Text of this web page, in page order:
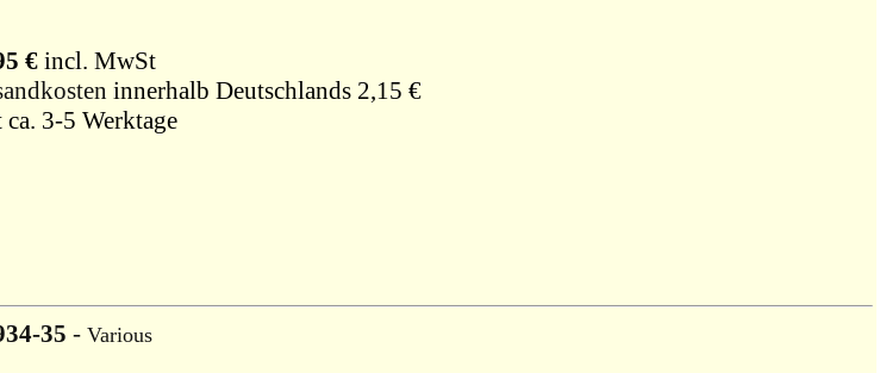
€ incl. MwSt
innerhalb Deutschlands 2,15 €
3-5 Werktage
35 - Various